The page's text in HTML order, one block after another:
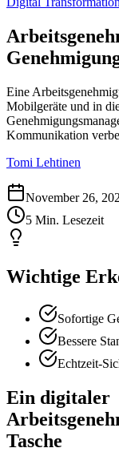
Eine
Mobilgeräte und in
Kommunikation
Tomi Lehtinen
November 26,
5 Min. Lesezeit
Wichtige
Sofortige
Bessere
Echtzeit-
Ein digitaler
Tasche